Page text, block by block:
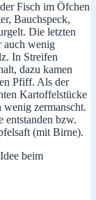
Fisch im Öfchen
Bauchspeck,
Die letzten
auch wenig
In Streifen
dazu kamen
Pfiff. Als der
Kartoffelstücke
zermanscht.
bzw.
(mit Birne).
beim